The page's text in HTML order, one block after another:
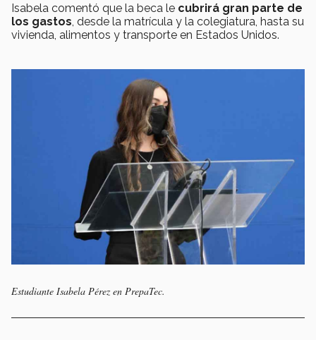
Isabela comentó que la beca le cubrirá gran parte de
los gastos , desde la matrícula y la colegiatura, hasta su
vivienda, alimentos y transporte en Estados Unidos.
Estudiante Isabela Pérez en PrepaTec.